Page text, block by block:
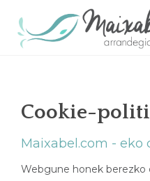
Cookie-
Maixabel.com - eko
Webgune honek berezko